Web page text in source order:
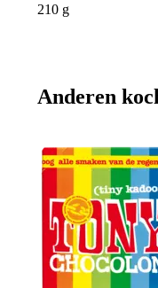
210 g
Anderen